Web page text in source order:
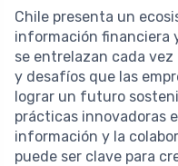
Chile presenta un
información financiera
se entrelazan cada
y desafíos que las
lograr un futuro
prácticas innovadoras
información y la
puede ser clave para